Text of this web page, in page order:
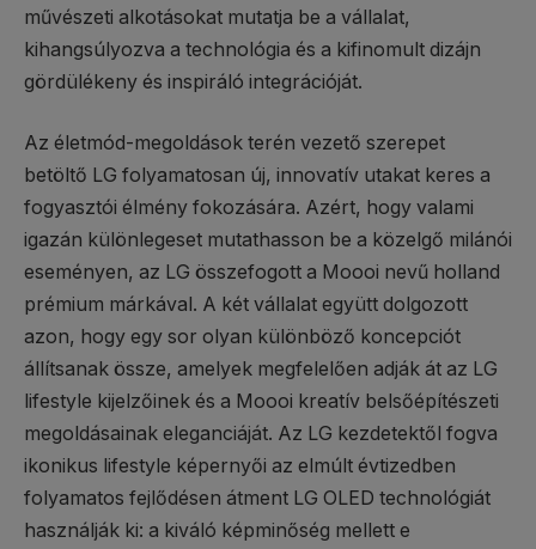
művészeti alkotásokat mutatja be a vállalat,
kihangsúlyozva a technológia és a kifinomult dizájn
gördülékeny és inspiráló integrációját.
Az életmód-megoldások terén vezető szerepet
betöltő LG folyamatosan új, innovatív utakat keres a
fogyasztói élmény fokozására. Azért, hogy valami
igazán különlegeset mutathasson be a közelgő milánói
eseményen, az LG összefogott a Moooi nevű holland
prémium márkával. A két vállalat együtt dolgozott
azon, hogy egy sor olyan különböző koncepciót
állítsanak össze, amelyek megfelelően adják át az LG
lifestyle kijelzőinek és a Moooi kreatív belsőépítészeti
megoldásainak eleganciáját. Az LG kezdetektől fogva
ikonikus lifestyle képernyői az elmúlt évtizedben
folyamatos fejlődésen átment LG OLED technológiát
használják ki: a kiváló képminőség mellett e